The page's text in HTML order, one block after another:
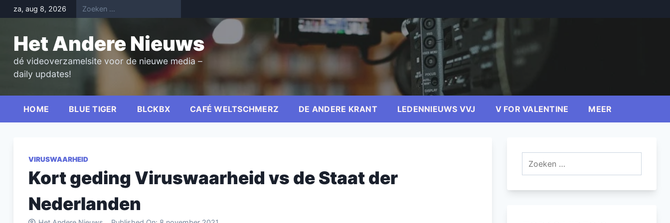
Skip
to
za, aug 8, 2026
Het Andere Nieuws
dé videoverzamelsite voor de nieuwe media –
daily updates!
HOME BLUE TIGER BLCKBX CAFÉ WELTSCHMERZ DE ANDERE KRANT LEDENNIEUWS VVJ V FOR VALENTINE MEER
VIRUSWAARHEID
Kort geding Viruswaarheid vs de Staat der
Nederlanden